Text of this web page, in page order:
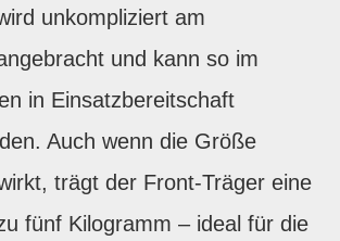
unkompliziert am
und kann so im
in Einsatzbereitschaft
Auch wenn die Größe
trägt der Front-Träger eine
fünf Kilogramm – ideal für die